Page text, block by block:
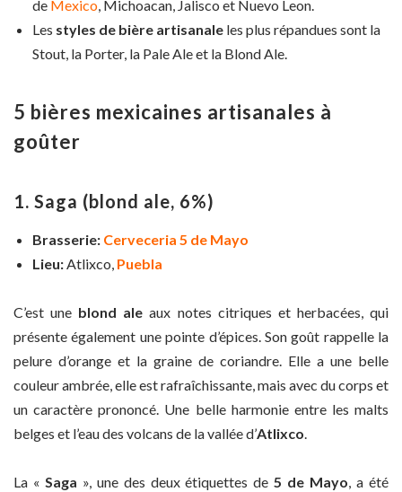
de Mexico , Michoacan, Jalisco et Nuevo Leon.
Les styles de bière artisanale les plus répandues sont la
Stout, la Porter, la Pale Ale et la Blond Ale.
5 bières mexicaines artisanales à
goûter
1. Saga (blond ale, 6%)
Brasserie: Cerveceria 5 de Mayo
Lieu: Atlixco, Puebla
C’est une blond ale aux notes citriques et herbacées, qui
présente également une pointe d’épices. Son goût rappelle la
pelure d’orange et la graine de coriandre. Elle a une belle
couleur ambrée, elle est rafraîchissante, mais avec du corps et
un caractère prononcé. Une belle harmonie entre les malts
belges et l’eau des volcans de la vallée d’Atlixco.
La « Saga », une des deux étiquettes de5 de Mayo, a été